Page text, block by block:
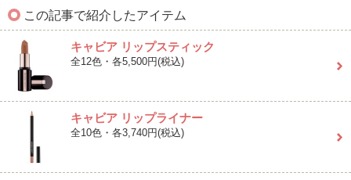
この記事で紹介したアイテム
キャビア リップスティック
全12色・各5,500円(税込)
キャビア リップライナー
全10色・各3,740円(税込)